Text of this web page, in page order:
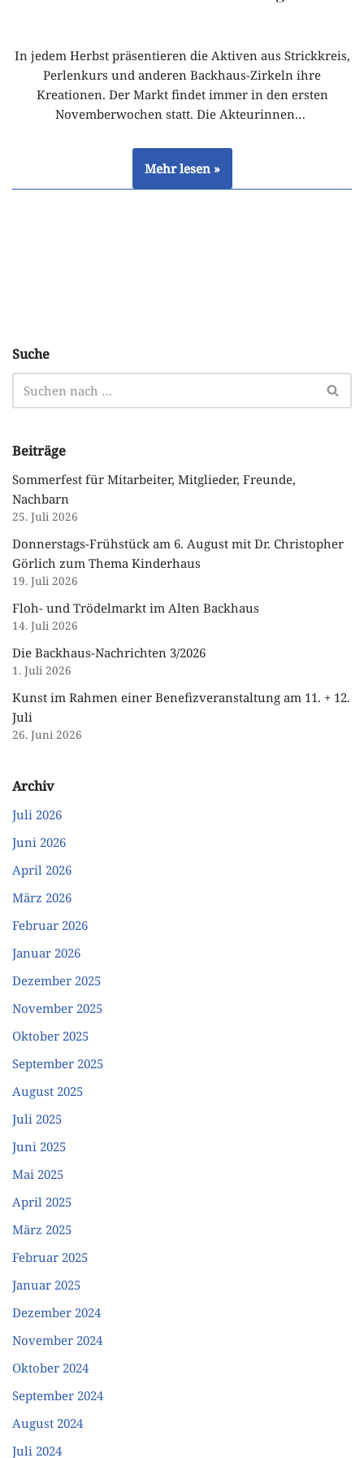
In jedem Herbst präsentieren die Aktiven aus Strickkreis,
Perlenkurs und anderen Backhaus-Zirkeln ihre
Kreationen. Der Markt findet immer in den ersten
Novemberwochen statt. Die Akteurinnen…
Mehr lesen »
Suche
Beiträge
Sommerfest für Mitarbeiter, Mitglieder, Freunde,
Nachbarn
25. Juli 2026
Donnerstags-Frühstück am 6. August mit Dr. Christopher
Görlich zum Thema Kinderhaus
19. Juli 2026
Floh- und Trödelmarkt im Alten Backhaus
14. Juli 2026
Die Backhaus-Nachrichten 3/2026
1. Juli 2026
Kunst im Rahmen einer Benefizveranstaltung am 11. + 12.
Juli
26. Juni 2026
Archiv
Juli 2026
Juni 2026
April 2026
März 2026
Februar 2026
Januar 2026
Dezember 2025
November 2025
Oktober 2025
September 2025
August 2025
Juli 2025
Juni 2025
Mai 2025
April 2025
März 2025
Februar 2025
Januar 2025
Dezember 2024
November 2024
Oktober 2024
September 2024
August 2024
Juli 2024